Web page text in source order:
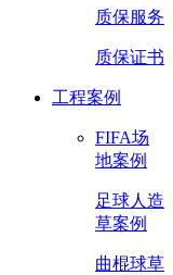
质保服务
质保证书
工程案例
FIFA场
地案例
足球人造
草案例
曲棍球草